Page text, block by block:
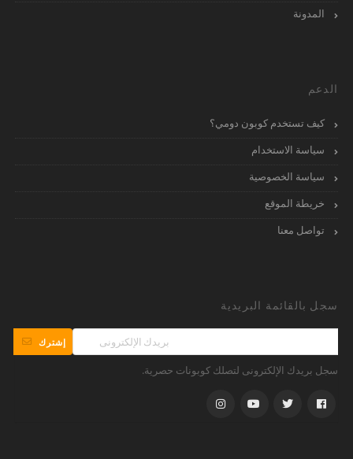
المدونة
الدعم
كيف تستخدم كوبون دومي؟
سياسة الاستخدام
سياسة الخصوصية
خريطة الموقع
تواصل معنا
سجل بالقائمة البريدية
إشترك
سجل بريدك الإلكترونى لتصلك كوبونات حصرية.